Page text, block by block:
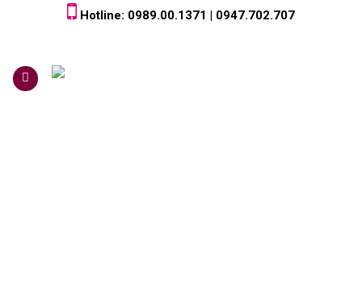
Hotline: 0989.00.1371 | 0947.702.707